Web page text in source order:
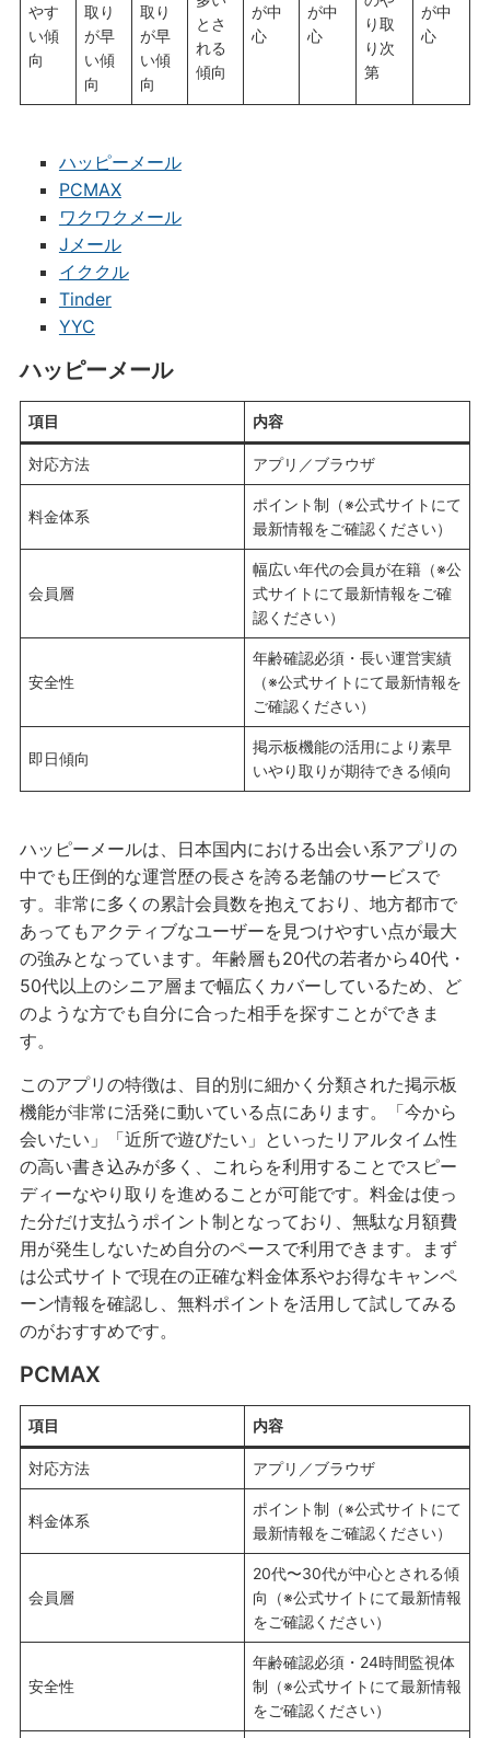
やす
い傾
向
取り
が早
い傾
向
取り
が早
い傾
向
とさ
れる
傾向
が中
心
が中
心
り取
り次
第
が中
心
ハッピーメール
PCMAX
ワクワクメール
Jメール
イククル
Tinder
YYC
ハッピーメール
項目 内容
対応方法 アプリ／ブラウザ
料金体系
ポイント制（※公式サイトにて
最新情報をご確認ください）
会員層
幅広い年代の会員が在籍（※公
式サイトにて最新情報をご確
認ください）
安全性
年齢確認必須・長い運営実績
（※公式サイトにて最新情報を
ご確認ください）
即日傾向
掲示板機能の活用により素早
いやり取りが期待できる傾向
ハッピーメールは、日本国内における出会い系アプリの
中でも圧倒的な運営歴の長さを誇る老舗のサービスで
す。非常に多くの累計会員数を抱えており、地方都市で
あってもアクティブなユーザーを見つけやすい点が最大
の強みとなっています。年齢層も20代の若者から40代・
50代以上のシニア層まで幅広くカバーしているため、ど
のような方でも自分に合った相手を探すことができま
す。
このアプリの特徴は、目的別に細かく分類された掲示板
機能が非常に活発に動いている点にあります。「今から
会いたい」「近所で遊びたい」といったリアルタイム性
の高い書き込みが多く、これらを利用することでスピー
ディーなやり取りを進めることが可能です。料金は使っ
た分だけ支払うポイント制となっており、無駄な月額費
用が発生しないため自分のペースで利用できます。まず
は公式サイトで現在の正確な料金体系やお得なキャンペ
ーン情報を確認し、無料ポイントを活用して試してみる
のがおすすめです。
PCMAX
項目 内容
対応方法 アプリ／ブラウザ
料金体系
ポイント制（※公式サイトにて
最新情報をご確認ください）
会員層
20代〜30代が中心とされる傾
向（※公式サイトにて最新情報
をご確認ください）
安全性
年齢確認必須・24時間監視体
制（※公式サイトにて最新情報
をご確認ください）